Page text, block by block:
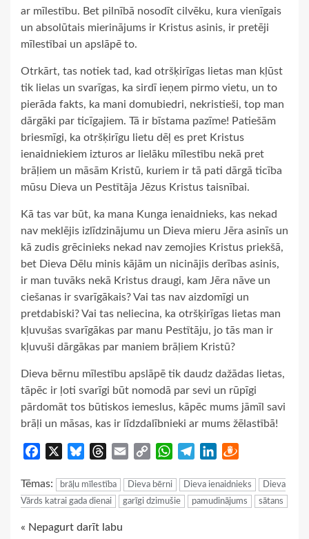
ar mīlestību. Bet pilnībā nosodīt cilvēku, kura vienīgais
un absolūtais mierinājums ir Kristus asinis, ir pretēji
mīlestībai un apslāpē to.
Otrkārt, tas notiek tad, kad otršķirīgas lietas man kļūst
tik lielas un svarīgas, ka sirdī ieņem pirmo vietu, un to
pierāda fakts, ka mani domubiedri, nekristieši, top man
dārgāki par ticīgajiem. Tā ir bīstama pazīme! Patiešām
briesmīgi, ka otršķirīgu lietu dēļ es pret Kristus
ienaidniekiem izturos ar lielāku mīlestību nekā pret
brāļiem un māsām Kristū, kuriem ir tā pati dārgā ticība
mūsu Dieva un Pestītāja Jēzus Kristus taisnībai.
Kā tas var būt, ka mana Kunga ienaidnieks, kas nekad
nav meklējis izlīdzinājumu un Dieva mieru Jēra asinīs un
kā zudis grēcinieks nekad nav zemojies Kristus priekšā,
bet Dieva Dēlu minis kājām un nicinājis derības asinis,
ir man tuvāks nekā Kristus draugi, kam Jēra nāve un
ciešanas ir svarīgākais? Vai tas nav aizdomīgi un
pretdabiski? Vai tas neliecina, ka otršķirīgas lietas man
kļuvušas svarīgākas par manu Pestītāju, jo tās man ir
kļuvuši dārgākas par maniem brāļiem Kristū?
Dieva bērnu mīlestību apslāpē tik daudz dažādas lietas,
tāpēc ir ļoti svarīgi būt nomodā par sevi un rūpīgi
pārdomāt tos būtiskos iemeslus, kāpēc mums jāmīl savi
brāļi un māsas, kas ir līdzdalībnieki ar mums žēlastībā!
Facebook BlueskyThreads
Email
Copy
WhatsApp
TelegramLinkedIn
Tēmas: brāļu mīlestība Dieva bērni Dieva ienaidnieks
Dieva
Vārds katrai gada dienai
garīgi dzimušie pamudinājums sātans
Continue
« Nepagurt darīt labu